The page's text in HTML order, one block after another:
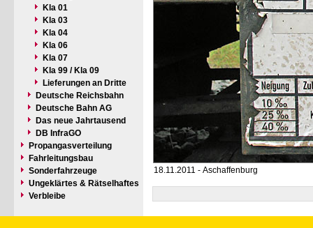
Kla 01
Kla 03
Kla 04
Kla 06
Kla 07
Kla 99 / Kla 09
Lieferungen an Dritte
Deutsche Reichsbahn
Deutsche Bahn AG
Das neue Jahrtausend
DB InfraGO
Propangasverteilung
Fahrleitungsbau
Sonderfahrzeuge
Ungeklärtes & Rätselhaftes
Verbleibe
18.11.2011 - Aschaffenburg